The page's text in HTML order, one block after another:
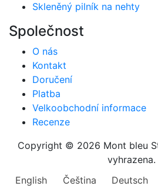
Skleněný pilník na nehty
Společnost
O nás
Kontakt
Doručení
Platba
Velkoobchodní informace
Recenze
Copyright © 2026 Mont bleu
vyhrazena.
English
Čeština Deutsch